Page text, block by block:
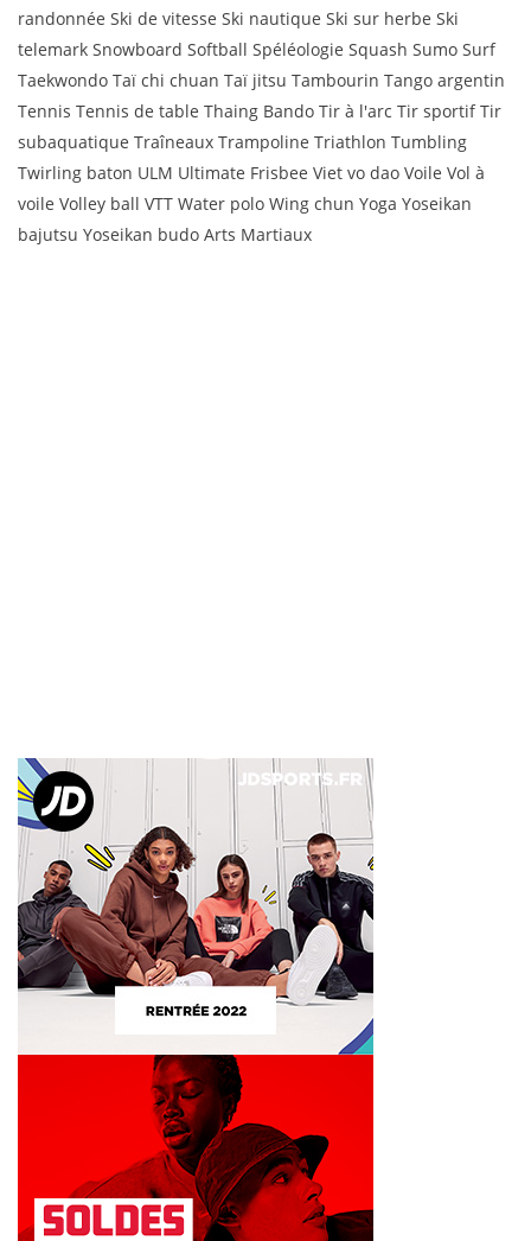
randonnée Ski de vitesse Ski nautique Ski sur herbe Ski
telemark Snowboard Softball Spéléologie Squash Sumo Surf
Taekwondo Taï chi chuan Taï jitsu Tambourin Tango argentin
Tennis Tennis de table Thaing Bando Tir à l'arc Tir sportif Tir
subaquatique Traîneaux Trampoline Triathlon Tumbling
Twirling baton ULM Ultimate Frisbee Viet vo dao Voile Vol à
voile Volley ball VTT Water polo Wing chun Yoga Yoseikan
bajutsu Yoseikan budo Arts Martiaux